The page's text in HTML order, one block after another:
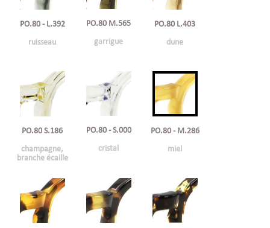
PO.80 - L.392
ruisseau
PO.80 M.565
garrigue
PO.80 L.403
dune
PO.80 S.186
champagne,
branche écaille
PO.80 - S.000
cristal
PO.80 - M.286
miel